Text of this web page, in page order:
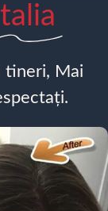
Italia
tineri, Mai